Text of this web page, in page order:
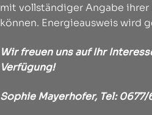
mit vollständiger Angabe
können. Energieausweis wird
Wir freuen uns auf Ihr
Verfügung!
Sophie Mayerhofer, Tel:0677/